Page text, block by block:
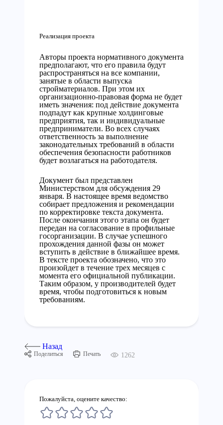
Реализация проекта
Авторы проекта нормативного документа
предполагают, что его правила будут
распространяться на все компании,
занятые в области выпуска
стройматериалов. При этом их
организационно-правовая форма не будет
иметь значения: под действие документа
подпадут как крупные холдинговые
предприятия, так и индивидуальные
предприниматели. Во всех случаях
ответственность за выполнение
законодательных требований в области
обеспечения безопасности работников
будет возлагаться на работодателя.
Документ был представлен
Министерством для обсуждения 29
января. В настоящее время ведомство
собирает предложения и рекомендации
по корректировке текста документа.
После окончания этого этапа он будет
передан на согласование в профильные
госорганизации. В случае успешного
прохождения данной фазы он может
вступить в действие в ближайшее время.
В тексте проекта обозначено, что это
произойдет в течение трех месяцев с
момента его официальной публикации.
Таким образом, у производителей будет
время, чтобы подготовиться к новым
требованиям.
Назад
Поделиться Печать 1262
Пожалуйста, оцените качество: